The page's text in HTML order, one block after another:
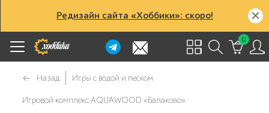
Редизайн сайта «Хоббики»: скоро!
0
Назад Игры с водой и песком
Игровой комплекс AQUAWOOD «Балаково»